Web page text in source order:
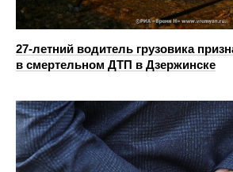
27-летний водитель грузовика
в смертельном ДТП в Дзержинске